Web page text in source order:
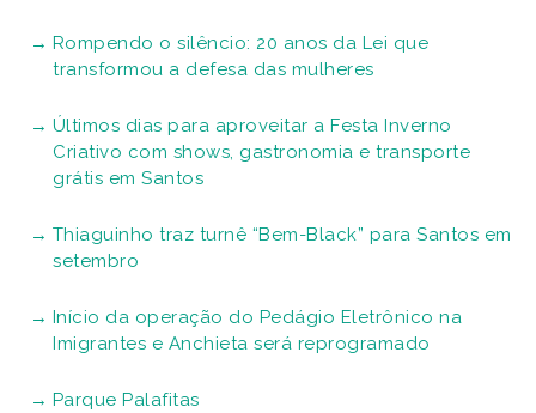
Rompendo o silêncio: 20 anos da Lei que
transformou a defesa das mulheres
Últimos dias para aproveitar a Festa Inverno
Criativo com shows, gastronomia e transporte
grátis em Santos
Thiaguinho traz turnê “Bem-Black” para Santos em
setembro
Início da operação do Pedágio Eletrônico na
Imigrantes e Anchieta será reprogramado
Parque Palafitas